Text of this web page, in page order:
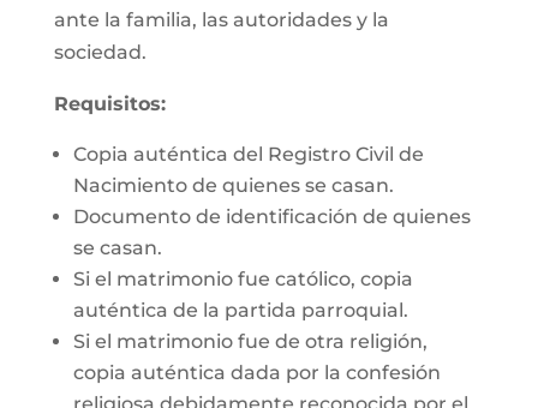
ante la familia, las autoridades y la
sociedad.
Requisitos:
Copia auténtica del Registro Civil de
Nacimiento de quienes se casan.
Documento de identificación de quienes
se casan.
Si el matrimonio fue católico, copia
auténtica de la partida parroquial.
Si el matrimonio fue de otra religión,
copia auténtica dada por la confesión